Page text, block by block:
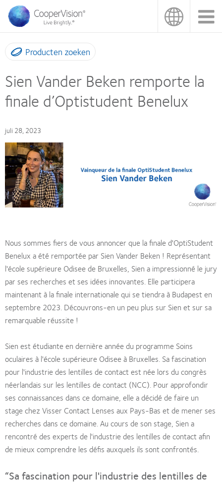
Overslaan
naar
de
inhoud
gaan
Producten zoeken
Sien Vander Beken remporte la
finale d’Optistudent Benelux
juli 28, 2023
Nous sommes fiers de vous annoncer que la finale d'OptiStudent
Benelux a été remportée par Sien Vander Beken ! Représentant
l'école supérieure Odisee de Bruxelles, Sien a impressionné le jury
par ses recherches et ses idées innovantes. Elle participera
maintenant à la finale internationale qui se tiendra à Budapest en
septembre 2023. Découvrons-en un peu plus sur Sien et sur sa
remarquable réussite !
Sien est étudiante en dernière année du programme Soins
oculaires à l'école supérieure Odisee à Bruxelles. Sa fascination
pour l'industrie des lentilles de contact est née lors du congrès
néerlandais sur les lentilles de contact (NCC). Pour approfondir
ses connaissances dans ce domaine, elle a décidé de faire un
stage chez Visser Contact Lenses aux Pays-Bas et de mener ses
recherches dans ce domaine. Au cours de son stage, Sien a
rencontré des experts de l'industrie des lentilles de contact afin
de mieux comprendre les défis auxquels ils sont confrontés.
“Sa fascination pour l'industrie des lentilles de